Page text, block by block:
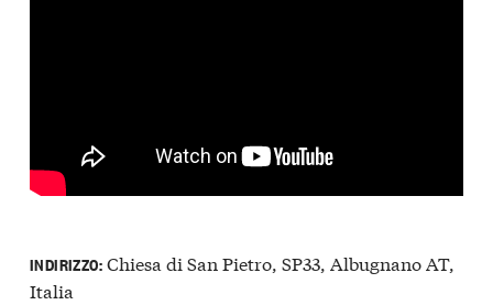
INDIRIZZO:Chiesa di San Pietro, SP33, Albugnano AT,
Italia